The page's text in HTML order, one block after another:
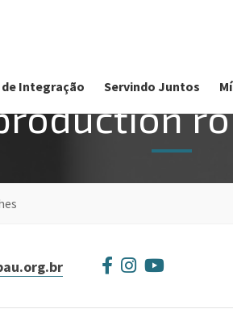
de Integração Servindo Juntos